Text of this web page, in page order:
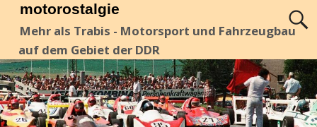
motorostalgie
Mehr als Trabis - Motorsport und Fahrzeugbau
auf dem Gebiet der DDR